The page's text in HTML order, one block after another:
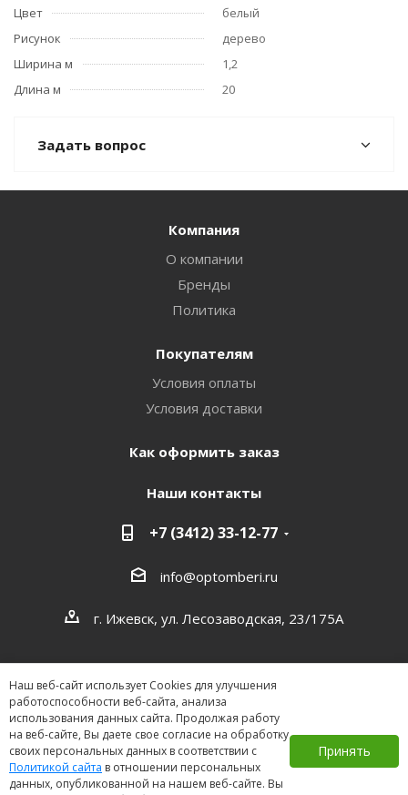
Цвет
белый
Рисунок
дерево
Ширина м
1,2
Длина м
20
Задать вопрос
Наш веб-сайт использует Cookies для улучшения
работоспособности веб-сайта, анализа
использования данных сайта. Продолжая работу
на веб-сайте, Вы даете свое согласие на обработку
своих персональных данных в соответствии с
Политикой сайта в отношении персональных
данных, опубликованной на нашем веб-сайте. Вы
Принять
Компания
О компании
Бренды
Политика
Покупателям
Условия оплаты
Условия доставки
Как оформить заказ
Наши контакты
+7 (3412) 33-12-77
info@optomberi.ru
г. Ижевск, ул. Лесозаводская, 23/175А
2026 ©